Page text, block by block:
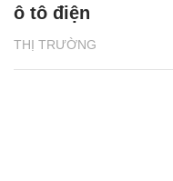
THỊ TRƯỜNG
ô tô điện